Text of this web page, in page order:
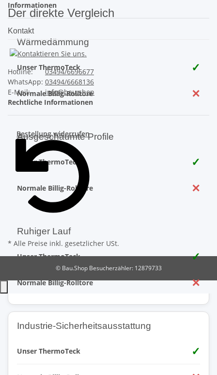
Der direkte Vergleich
Wärmedämmung
Unser ThermoTeck ✓
Normale Billig-Rolltore ✕
Ausgeschäumte Profile
Unser ThermoTeck ✓
Normale Billig-Rolltore ✕
Ruhiger Lauf
Unser ThermoTeck ✓
Normale Billig-Rolltore ✕
Industrie-Sicherheitsausstattung
Unser ThermoTeck ✓
Informationen
Kontakt
Hotline:
03494/6696677
WhatsApp: 03494/6668136
E-Mail:
info@bau.shop
Rechtliche Informationen
Bestellung widerrufen
* Alle Preise inkl. gesetzlicher USt.
© Bau.ShopBesucherzähler: 12879733